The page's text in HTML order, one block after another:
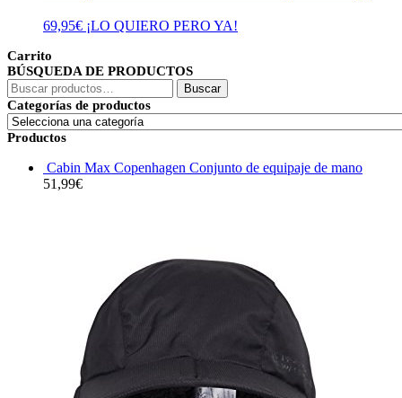
69,95€ ¡LO QUIERO PERO YA!
Carrito
BÚSQUEDA DE PRODUCTOS
Buscar
por:
Buscar
Categorías de productos
Productos
Cabin Max Copenhagen Conjunto de equipaje de mano
51,99€